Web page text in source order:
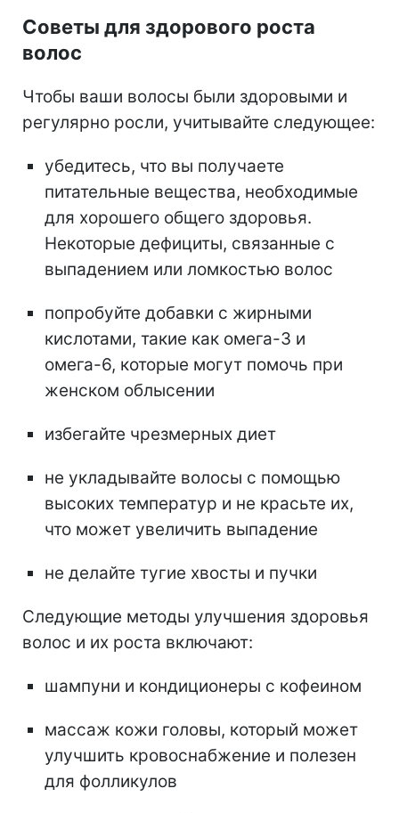
Советы для здорового роста
волос
Чтобы ваши волосы были здоровыми и
регулярно росли, учитывайте следующее:
убедитесь, что вы получаете
питательные вещества, необходимые
для хорошего общего здоровья.
Некоторые дефициты, связанные с
выпадением или ломкостью волос
попробуйте добавки с жирными
кислотами, такие как омега-3 и
омега-6, которые могут помочь при
женском облысении
избегайте чрезмерных диет
не укладывайте волосы с помощью
высоких температур и не красьте их,
что может увеличить выпадение
не делайте тугие хвосты и пучки
Следующие методы улучшения здоровья
волос и их роста включают:
шампуни и кондиционеры с кофеином
массаж кожи головы, который может
улучшить кровоснабжение и полезен
для фолликулов